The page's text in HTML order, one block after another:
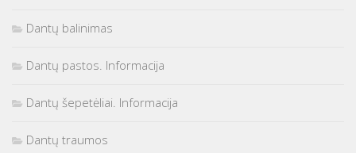
Dantų balinimas
Dantų pastos. Informacija
Dantų šepetėliai. Informacija
Dantų traumos